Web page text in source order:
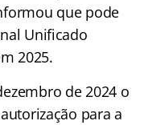
que pode
Unificado
2025.
de 2024 o
para a